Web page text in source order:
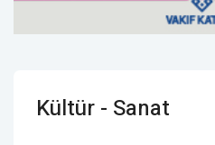
Kültür - Sanat